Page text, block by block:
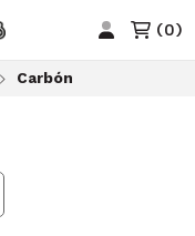
(0)
Carbón